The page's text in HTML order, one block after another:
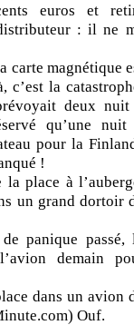
euros et
: il ne
carte magnétique
la
deux
qu’une nuit
pour la
!
place à
un grand dortoir
panique passé,
demain
dans un avion
Ouf.